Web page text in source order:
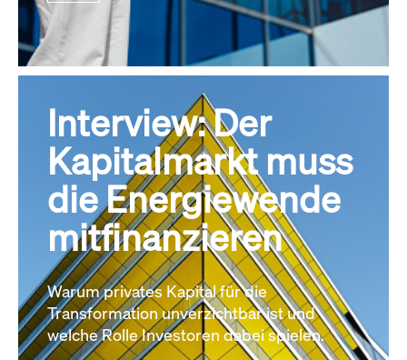
Interview: Der
Kapitalmarkt muss
die Energiewende
mitfinanzieren
Warum privates Kapital für die
Transformation unverzichtbar ist und
welche Rolle Investoren dabei spielen.